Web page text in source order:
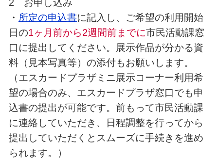
2 お申し込み
・ 所定の申込書に記入し、ご希望の利用開始
日の1ヶ月前から2週間前までに市民活動課窓
口に提出してください。展示作品が分かる資
料（見本写真等）の添付もお願いします。
（エスカードプラザミニ展示コーナー利用希
望の場合のみ、エスカードプラザ窓口でも申
込書の提出が可能です。前もって市民活動課
に連絡していただき、日程調整を行ってから
提出していただくとスムーズに手続きを進め
られます。）